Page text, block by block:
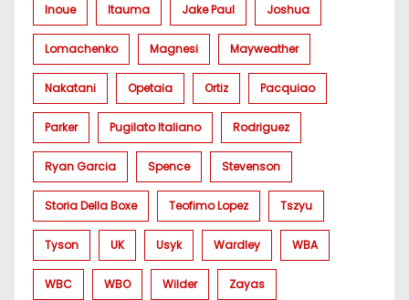
Inoue Itauma Jake Paul Joshua
Lomachenko Magnesi Mayweather
Nakatani Opetaia Ortiz Pacquiao
Parker Pugilato Italiano Rodriguez
Ryan Garcia Spence Stevenson
Storia Della Boxe Teofimo Lopez Tszyu
Tyson UK Usyk Wardley WBA
WBC WBO Wilder Zayas